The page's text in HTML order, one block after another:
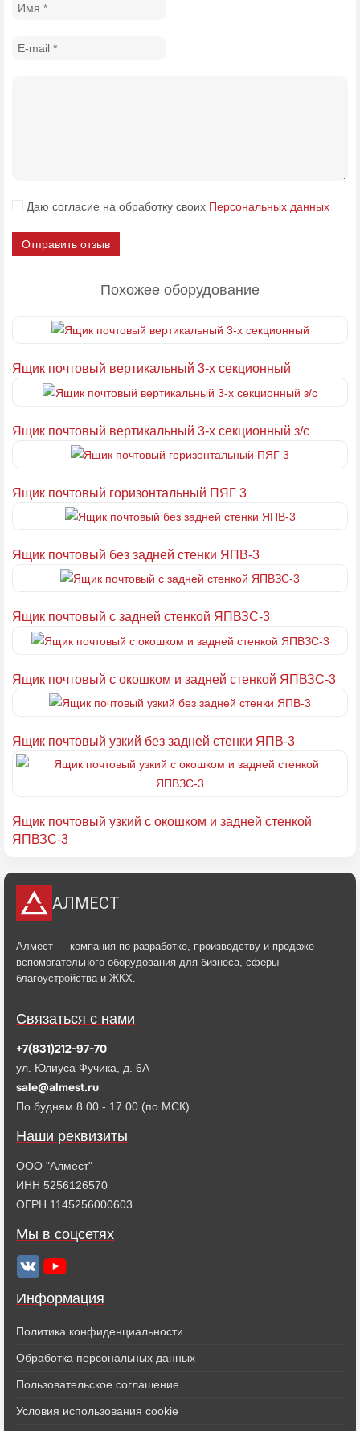
Даю согласие на обработку своих Персональных данных
Отправить отзыв
Похожее оборудование
Ящик почтовый вертикальный 3-х секционный
Ящик почтовый вертикальный 3-х секционный з/с
Ящик почтовый горизонтальный ПЯГ 3
Ящик почтовый без задней стенки ЯПВ-3
Ящик почтовый с задней стенкой ЯПВЗС-3
Ящик почтовый с окошком и задней стенкой ЯПВЗС-3
Ящик почтовый узкий без задней стенки ЯПВ-3
Ящик почтовый узкий с окошком и задней стенкой
ЯПВЗС-3
АЛМЕСТ
Алмест — компания по разработке, производству и продаже
вспомогательного оборудования для бизнеса, сферы
благоустройства и ЖКХ.
Информация
Политика конфиденциальности
Обработка персональных данных
Пользовательское соглашение
Условия использования cookie
Связаться с нами
+7(831)212-97-70
ул. Юлиуса Фучика, д. 6А
sale@almest.ru
По будням 8.00 - 17.00 (по МСК)
Наши реквизиты
ООО "Алмест"
ИНН 5256126570
ОГРН 1145256000603
Мы в соцсетях